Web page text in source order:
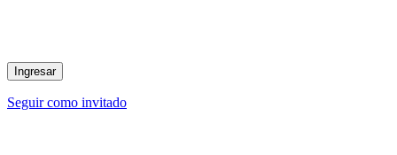
Ingresar
Seguir como invitado